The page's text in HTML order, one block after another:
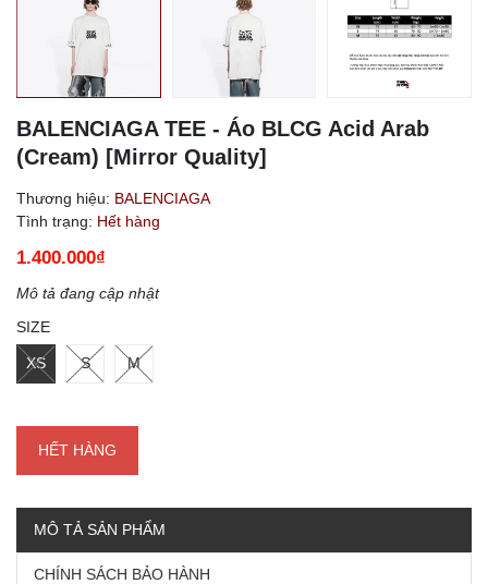
BALENCIAGA TEE - Áo BLCG Acid Arab
(Cream) [Mirror Quality]
Thương hiệu: BALENCIAGA
Tình trạng: Hết hàng
1.400.000₫
Mô tả đang cập nhật
SIZE
XS S M
HẾT HÀNG
MÔ TẢ SẢN PHẨM
CHÍNH SÁCH BẢO HÀNH